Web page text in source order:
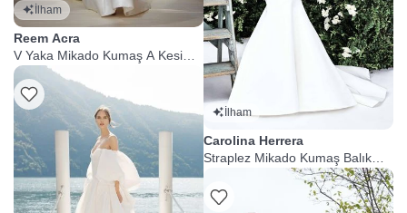
İlham
Reem Acra
V Yaka Mikado Kumaş A Kesim
Gelinlik
İlham
Carolina Herrera
Straplez Mikado Kumaş Balık